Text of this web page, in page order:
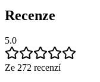
Recenze
5.0
Ze 272 recenzí